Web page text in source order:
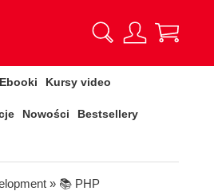
Ebooki Kursy video
Nowości Bestsellery
» 📚 PHP